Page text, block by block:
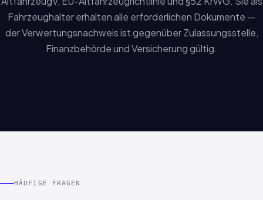
Fahrzeughalter erhalten alle erforderlichen Dokumente —
der Verwertungsnachweis ist gegenüber Zulassungsstelle,
Finanzbehörde und Versicherung gültig.
HÄUFIGE FRAGEN